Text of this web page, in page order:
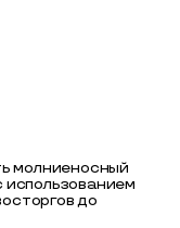
молниеносный
использованием
до